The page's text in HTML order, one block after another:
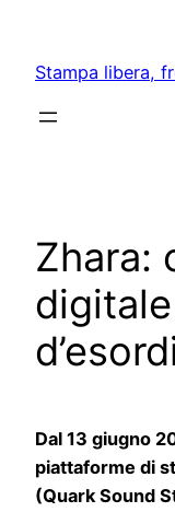
content
Stampa libera,
Zhara:
Dal 13 giugno
piattaforme di
(Quark Sound